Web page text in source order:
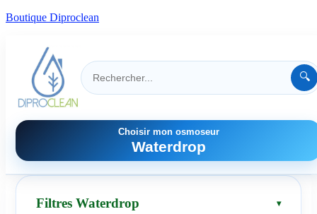
Boutique Diproclean
🔍
Choisir mon osmoseur
Waterdrop
Filtres Waterdrop